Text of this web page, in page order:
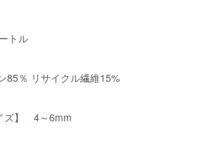
トル
％ リサイクル繊維15%
ズ】 4～6mm